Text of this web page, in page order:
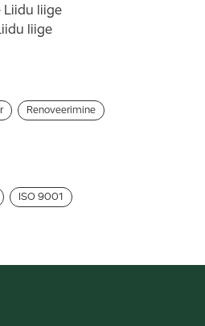
Liidu liige
liige
Renoveerimine
ISO 9001